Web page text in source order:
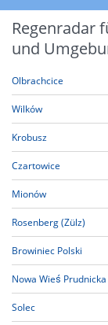
Regenradar
und
Olbrachcice
Wilków
Krobusz
Czartowice
Mionów
Rosenberg (Zülz)
Browiniec Polski
Nowa Wieś Prudnicka
Solec